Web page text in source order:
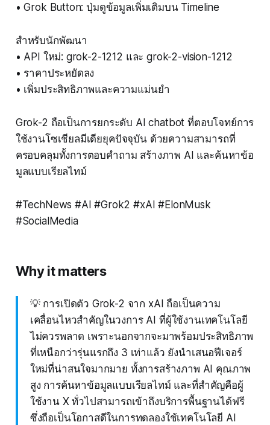
• Grok Button: ปุ่มดูข้อมูลเพิ่มเติมบน Timeline
สำหรับนักพัฒนา
• API ใหม่: grok-2-1212 และ grok-2-vision-1212
• ราคาประหยัดลง
• เพิ่มประสิทธิภาพและความแม่นยำ
Grok-2 ถือเป็นการยกระดับ AI chatbot ที่ตอบโจทย์การ
ใช้งานโซเชียลมีเดียยุคปัจจุบัน ด้วยความสามารถที่
ครอบคลุมทั้งการตอบคำถาม สร้างภาพ AI และค้นหาข้อ
มูลแบบเรียลไทม์
#TechNews #AI #Grok2 #xAI #ElonMusk
#SocialMedia
Why it matters
💡 การเปิดตัว Grok-2 จาก xAI ถือเป็นความ
เคลื่อนไหวสำคัญในวงการ AI ที่ผู้ใช้งานเทคโนโลยี
ไม่ควรพลาด เพราะนอกจากจะมาพร้อมประสิทธิภาพ
ที่เหนือกว่ารุ่นแรกถึง 3 เท่าแล้ว ยังนำเสนอฟีเจอร์
ใหม่ที่น่าสนใจมากมาย ทั้งการสร้างภาพ AI คุณภาพ
สูง การค้นหาข้อมูลแบบเรียลไทม์ และที่สำคัญคือผู้
ใช้งาน X ทั่วไปสามารถเข้าถึงบริการพื้นฐานได้ฟรี
ซึ่งถือเป็นโอกาสดีในการทดลองใช้เทคโนโลยี AI